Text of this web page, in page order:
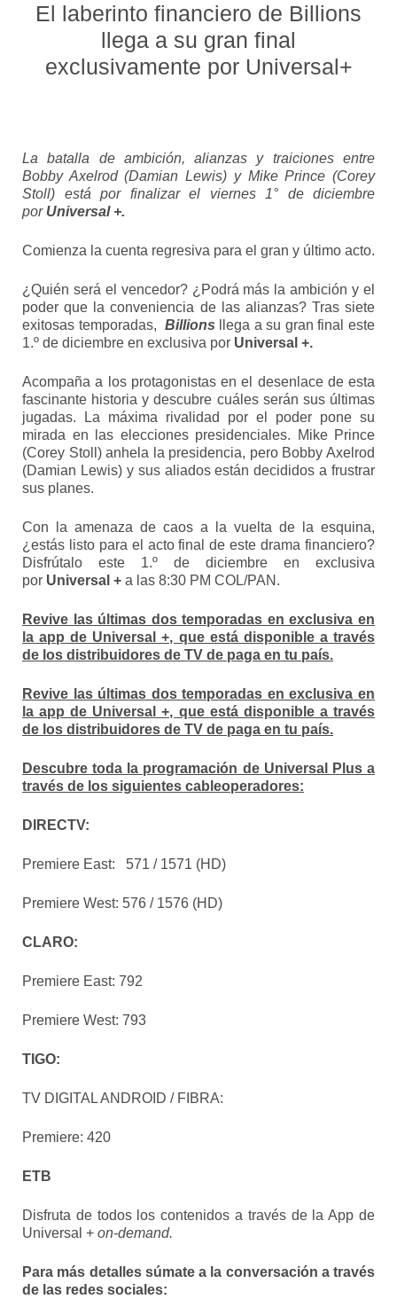
El laberinto financiero de Billions
llega a su gran final
exclusivamente por Universal+
La batalla de ambición, alianzas y traiciones entre
Bobby Axelrod (Damian Lewis) y Mike Prince (Corey
Stoll) está por finalizar el viernes 1° de diciembre
por Universal +.
Comienza la cuenta regresiva para el gran y último acto.
¿Quién será el vencedor? ¿Podrá más la ambición y el
poder que la conveniencia de las alianzas? Tras siete
exitosas temporadas, Billions llega a su gran final este
1.º de diciembre en exclusiva por Universal +.
Acompaña a los protagonistas en el desenlace de esta
fascinante historia y descubre cuáles serán sus últimas
jugadas. La máxima rivalidad por el poder pone su
mirada en las elecciones presidenciales. Mike Prince
(Corey Stoll) anhela la presidencia, pero Bobby Axelrod
(Damian Lewis) y sus aliados están decididos a frustrar
sus planes.
Con la amenaza de caos a la vuelta de la esquina,
¿estás listo para el acto final de este drama financiero?
Disfrútalo este 1.º de diciembre en exclusiva
por Universal + a las 8:30 PM COL/PAN.
Revive las últimas dos temporadas en exclusiva en
la app de Universal +, que está disponible a través
de los distribuidores de TV de paga en tu país.
Revive las últimas dos temporadas en exclusiva en
la app de Universal +, que está disponible a través
de los distribuidores de TV de paga en tu país.
Descubre toda la programación de Universal Plus a
través de los siguientes cableoperadores:
DIRECTV:
Premiere East: 571 / 1571 (HD)
Premiere West: 576 / 1576 (HD)
CLARO:
Premiere East: 792
Premiere West: 793
TIGO:
TV DIGITAL ANDROID / FIBRA:
Premiere: 420
ETB
Disfruta de todos los contenidos a través de la App de
Universal + on-demand.
Para más detalles súmate a la conversación a través
de las redes sociales: